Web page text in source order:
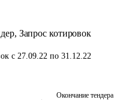
, Запрос котировок
с 27.09.22 по 31.12.22
Окончание тендера